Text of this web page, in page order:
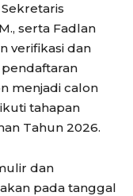
serta Fadlan
verifikasi dan
menjadi calon
tahapan
Tahun 2026.
dan
pada tanggal